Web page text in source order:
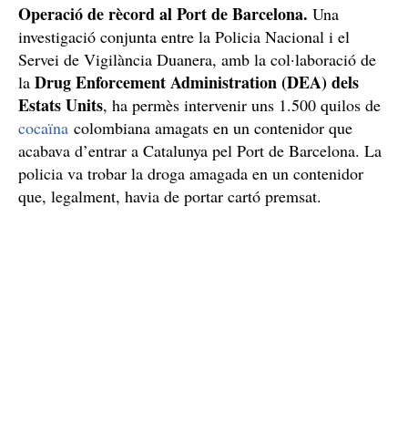
Operació de rècord al Port de Barcelona. Una
investigació conjunta entre la Policia Nacional i el
Servei de Vigilància Duanera, amb la col·laboració de
la Drug Enforcement Administration (DEA) dels
Estats Units, ha permès intervenir uns 1.500 quilos de
cocaïna colombiana amagats en un contenidor que
acabava d’entrar a Catalunya pel Port de Barcelona. La
policia va trobar la droga amagada en un contenidor
que, legalment, havia de portar cartó premsat.